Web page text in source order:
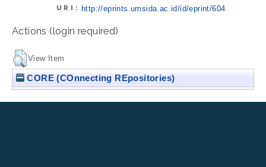
URI: http://eprints.umsida.ac.id/id/eprint/604
Actions (login required)
View Item
CORE (COnnecting REpositories)